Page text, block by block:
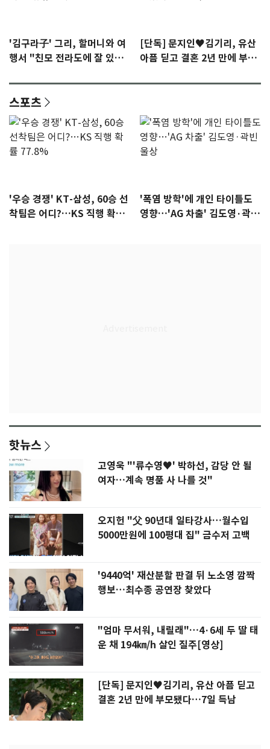
'김구라子' 그리, 할머니와 여
행서 "친모 전라도에 잘 있
[단독] 문지인♥김기리, 유산
아픔 딛고 결혼 2년 만에 부모
스포츠
'우승 경쟁' KT-삼성, 60승 선
착팀은 어디?…KS 직행 확률
'폭염 방학'에 개인 타이틀도
영향…'AG 차출' 김도영·곽빈
핫뉴스
고영욱 "'류수영♥' 박하선, 감당 안 될
여자…계속 명품 사 나를 것"
오지헌 "父 90년대 일타강사…월수입
5000만원에 100평대 집" 금수저 고백
'9440억' 재산분할 판결 뒤 노소영 깜짝
행보…최수종 공연장 찾았다
"엄마 무서워, 내릴래"…4·6세 두 딸 태
운 채 194㎞/h 살인 질주[영상]
[단독] 문지인♥김기리, 유산 아픔 딛고
결혼 2년 만에 부모됐다…7일 득남